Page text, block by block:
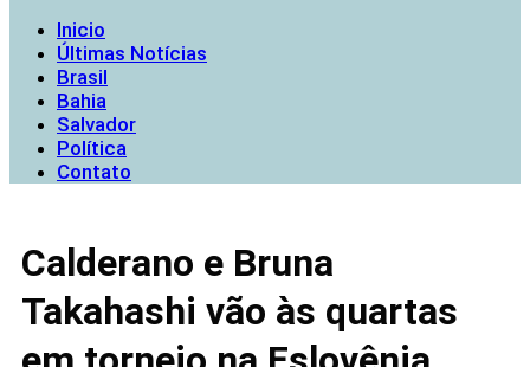
Inicio
Últimas Notícias
Brasil
Bahia
Salvador
Política
Contato
Calderano e Bruna
Takahashi vão às quartas